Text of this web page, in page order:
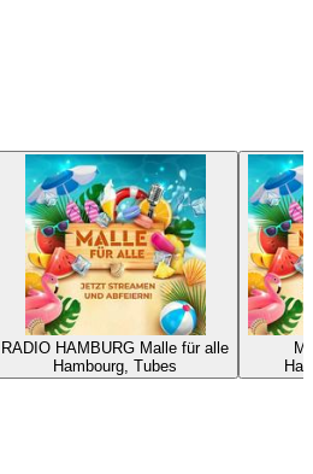
RADIO HAMBURG Malle für alle
Hambourg, Tubes